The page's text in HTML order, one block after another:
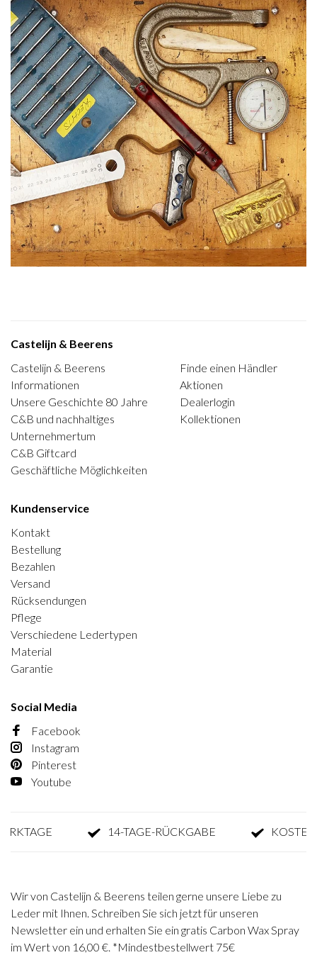
Castelijn & Beerens
Castelijn & Beerens
Informationen
Unsere Geschichte 80 Jahre
C&B und nachhaltiges
Unternehmertum
C&B Giftcard
Geschäftliche Möglichkeiten
Finde einen Händler
Aktionen
Dealerlogin
Kollektionen
Kundenservice
Kontakt
Bestellung
Bezahlen
Versand
Rücksendungen
Pflege
Verschiedene Ledertypen
Material
Garantie
Social Media
Facebook
Instagram
Pinterest
Youtube
14-TAGE-RÜCKGABE
Wir von Castelijn & Beerens teilen gerne unsere Liebe zu
Leder mit Ihnen. Schreiben Sie sich jetzt für unseren
Newsletter ein und erhalten Sie ein gratis Carbon Wax Spray
im Wert von 16,00 €. *Mindestbestellwert 75€